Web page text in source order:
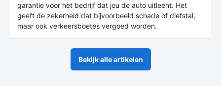
garantie voor het bedrijf dat jou de auto uitleent. Het
geeft de zekerheid dat bijvoorbeeld schade of diefstal,
maar ook verkeersboetes vergoed worden.
Bekijk alle artikelen